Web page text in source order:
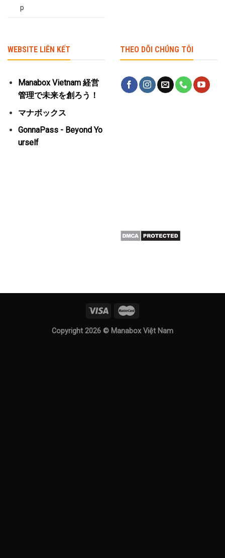
p
WEBSITE LIÊN KẾT
Manabox Vietnam 経営
管理で未来を創ろう！
マナボックス
GonnaPass - Beyond Yo
urself
THEO DÕI CHÚNG TÔI
Copyright 2026 © Manabox Việt Nam